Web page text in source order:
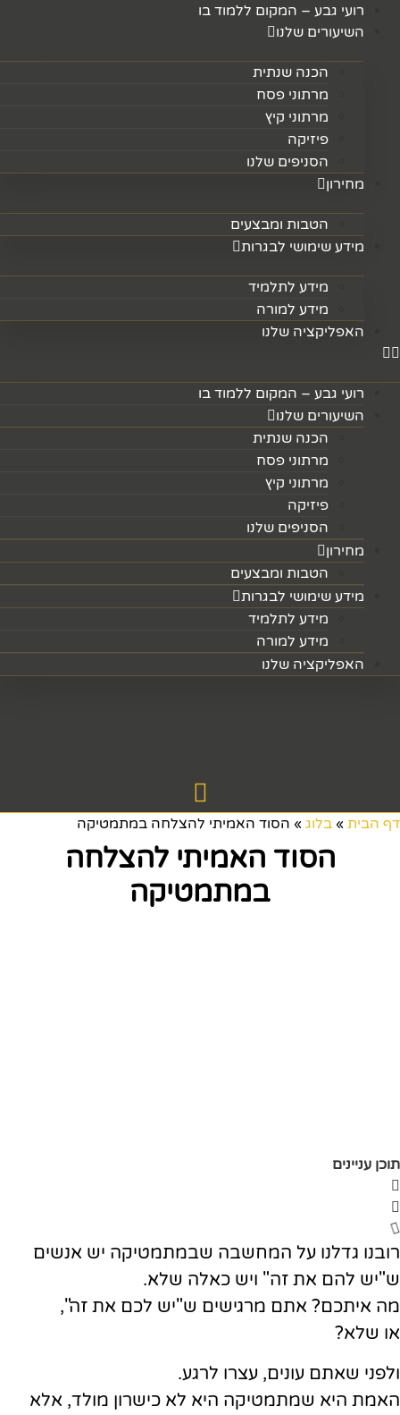
רועי גבע – המקום ללמוד בו
השיעורים שלנו
הכנה שנתית
מרתוני פסח
מרתוני קיץ
פיזיקה
הסניפים שלנו
מחירון
הטבות ומבצעים
מידע שימושי לבגרות
מידע לתלמיד
מידע למורה
האפליקציה שלנו
רועי גבע – המקום ללמוד בו
השיעורים שלנו
הכנה שנתית
מרתוני פסח
מרתוני קיץ
פיזיקה
הסניפים שלנו
מחירון
הטבות ומבצעים
מידע שימושי לבגרות
מידע לתלמיד
מידע למורה
האפליקציה שלנו
דף הבית » בלוג » הסוד האמיתי להצלחה במתמטיקה
הסוד האמיתי להצלחה
במתמטיקה
תוכן עניינים
רובנו גדלנו על המחשבה שבמתמטיקה יש אנשים
ש"יש להם את זה" ויש כאלה שלא.
מה איתכם? אתם מרגישים ש"יש לכם את זה",
או שלא?
ולפני שאתם עונים, עצרו לרגע.
האמת היא שמתמטיקה היא לא כישרון מולד, אלא